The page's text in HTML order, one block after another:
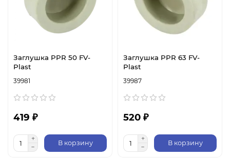
Заглушка PPR 50 FV-
Plast
39981
419 ₽
В корзину
Заглушка PPR 63 FV-
Plast
39987
520 ₽
В корзину